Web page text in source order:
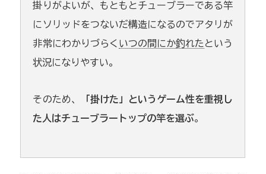
掛りがよいが、もともとチューブラーである竿
にソリッドをつないだ構造になるのでアタリが
非常にわかりづらく いつの間にか釣れた という
状況になりやすい。
そのため、
「掛けた」というゲーム性を重視し
た人はチューブラートップの竿を選ぶ。